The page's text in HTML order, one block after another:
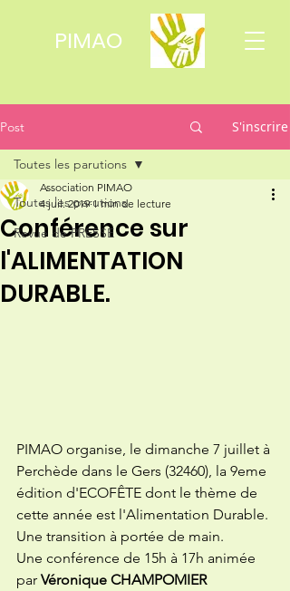
PIMAO
Post S'inscrire
Toutes les parutions
Revue de PRESSE
Toutes les parutions
Conférence sur
l'ALIMENTATION
DURABLE.
Association PIMAO
4 juil. 2019 1 min de lecture
PIMAO organise, le dimanche 7 juillet à
Perchède dans le Gers (32460), la 9eme
édition d'ECOFÊTE dont le thème de
cette année est l'Alimentation Durable.
Une transition à portée de main.
Une conférence de 15h à 17h animée
par Véronique CHAMPOMIER